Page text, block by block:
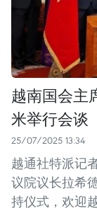
越南国会主
米举行会谈
25/07/2025 13:34
越通社特派记
议院议长拉希
持仪式，欢迎